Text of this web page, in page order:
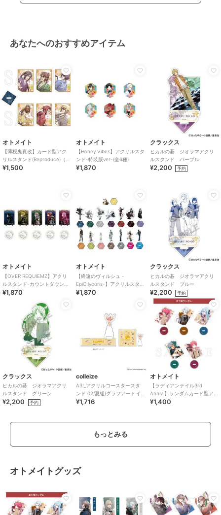
あなたへのおすすめアイテム
オトメイト
【薄桜鬼真改】カード型アク
リルスタンド(Reproduce)（ラ
ンダム全6種）
¥1,500
オトメイト
【Honey Vibes】アクリルスタ
ンド-特装版ver-(全6種)
¥1,870
クラックス
ヒカルの碁 ジオラマアクリ
ルスタンド パープル
¥2,200 予約
オトメイト
【OVER REQUIEMZ】アクリ
ルスタンド-カウントダウン
ver-(全5種)
¥1,870
オトメイト
【終遠のヴィルシュ -
EpiC:lycoris-】アクリルスタン
ド(全15種)
¥1,870
クラックス
ヒカルの碁 ジオラマアクリ
ルスタンド ブルー
¥2,200 予約
クラックス
ヒカルの碁 ジオラマアクリ
ルスタンド グリーン
¥2,200 予約
colleize
A3!_アクリルコースタースタ
ンド 02/夏組(グラフアートイ
ラスト)
¥1,716
オトメイト
【ラディアンテイル3rd
Anniv.】ランダムカード型アク
リルスタンド(ランダム全5種)
¥1,400
もっとみる
オトメイトグッズ